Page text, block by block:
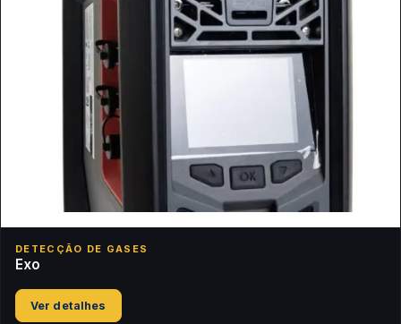
DETECÇÃO DE GASES
Exo
Ver detalhes